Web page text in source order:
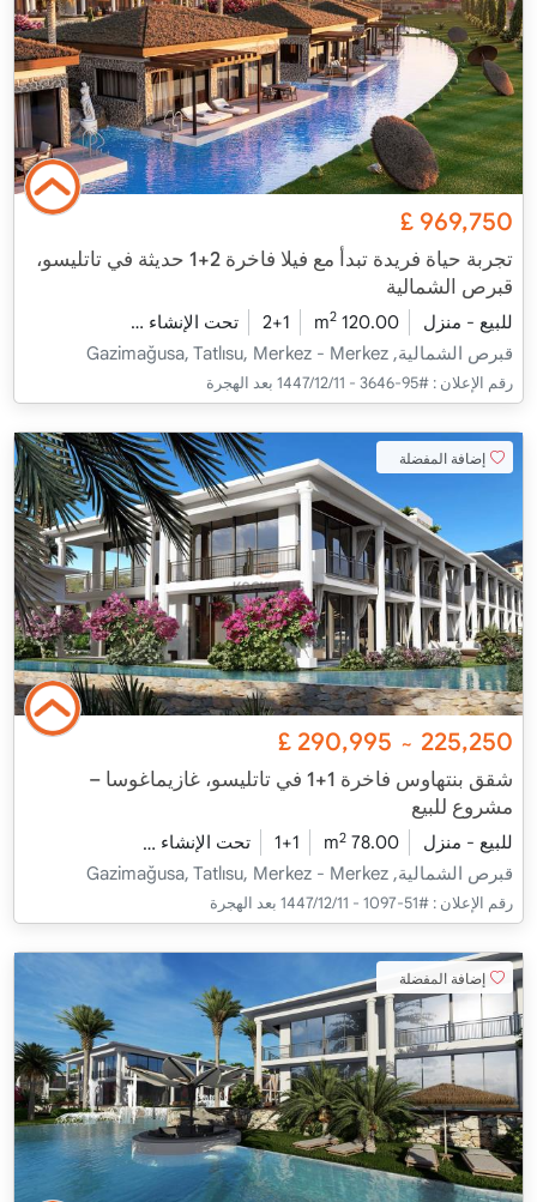
969,750
£
تجربة حياة فريدة تبدأ مع فيلا فاخرة 2+1 حديثة في تاتليسو،
قبرص الشمالية
للبيع - منزل 120.00 m
2
2+1 تحت الإنشاء
قبرص الشمالية, Gazimağusa, Tatlısu, Merkez - Merkez
رقم الإعلان : #95-3646 - 11‏‏/12‏‏/1447 بعد الهجرة
إضافة المفضلة
225,250
~
290,995
£
شقق بنتهاوس فاخرة 1+1 في تاتليسو، غازيماغوسا –
مشروع للبيع
للبيع - منزل 78.00 m
2
1+1 تحت الإنشاء
قبرص الشمالية, Gazimağusa, Tatlısu, Merkez - Merkez
رقم الإعلان : #51-1097 - 11‏‏/12‏‏/1447 بعد الهجرة
إضافة المفضلة